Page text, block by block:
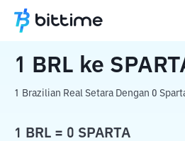
Beranda Konverter Kripto
1 BRL ke
1 Brazilian Real Setara Dengan 0
1 BRL = 0 SPARTA